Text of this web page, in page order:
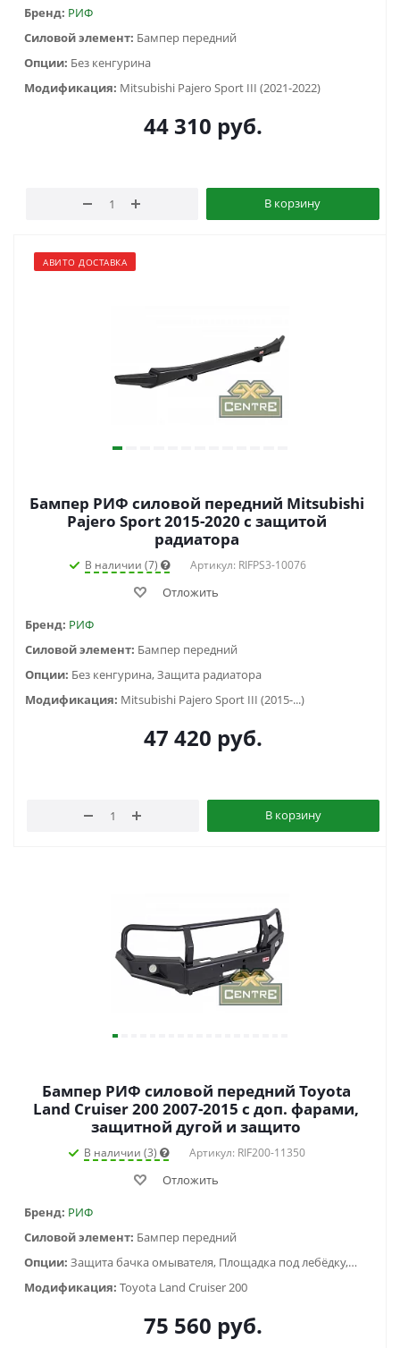
Бренд: РИФ
Силовой элемент: Бампер передний
Опции: Без кенгурина
Модификация: Mitsubishi Pajero Sport III (2021-2022)
44 310 руб.
В корзину
АВИТО ДОСТАВКА
Бампер РИФ силовой передний Mitsubishi
Pajero Sport 2015-2020 с защитой
радиатора
В наличии (7) Артикул: RIFPS3-10076
Отложить
Бренд: РИФ
Силовой элемент: Бампер передний
Опции: Без кенгурина, Защита радиатора
Модификация: Mitsubishi Pajero Sport III (2015-...)
47 420 руб.
В корзину
Бампер РИФ силовой передний Toyota
Land Cruiser 200 2007-2015 c доп. фарами,
защитной дугой и защито
В наличии (3) Артикул: RIF200-11350
Отложить
Бренд: РИФ
Силовой элемент: Бампер передний
Опции:
Защита бачка омывателя, Площадка под лебёдку, С доп. фарами, Кенгурин
Модификация: Toyota Land Cruiser 200
75 560 руб.